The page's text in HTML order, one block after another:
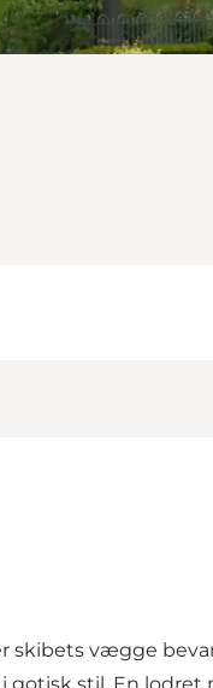
skibets vægge
gotisk stil. En